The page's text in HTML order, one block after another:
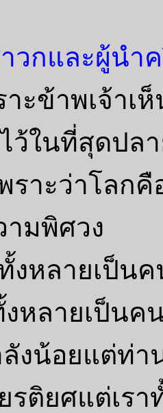
วกและผู้นำ
ข้าพเจ้าเห็
ว้ในที่สุดปล
ราะว่าโลก
ามพิศวง
งหลายเป็น
หลายเป็น
งน้อยแต่ท่
รติยศแต่เร